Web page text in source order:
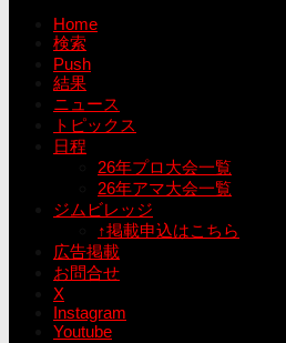
Home
検索
Push
結果
ニュース
トピックス
日程
26年プロ大会一覧
26年アマ大会一覧
ジムビレッジ
↑掲載申込はこちら
広告掲載
お問合せ
X
Instagram
Youtube